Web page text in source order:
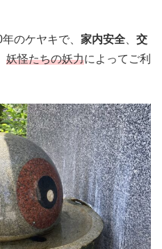
のケヤキで、 家内安全
交
妖怪たちの妖力によってご利